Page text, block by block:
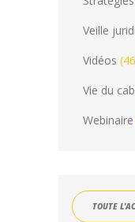
Veille
Vidéos
Vie du
Webinaire
TOUTE